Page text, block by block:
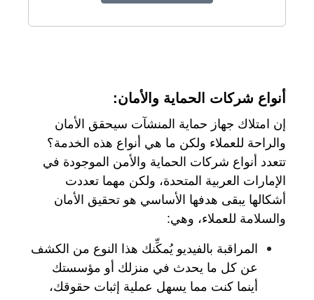
أنواع شركات الحماية والأمان:
إن امتلاك جهاز حماية المنشآت سيحقق الأمان
والراحة للعملاء ولكن ما هي أنواع هذه الخدمة؟
تتعدد أنواع شركات الحماية والأمن الموجودة في
الإمارات العربية المتحدة، ولكن مهما تعددت
أشكالها يبقى هدفها الأساسي هو تحقيق الأمان
والسلامة للعملاء، وهي:
المراقبة بالفيديو يُمكِّنك هذا النوع من الكشف
عن كل ما يحدث في منزلك أو مؤسستك
أينما كنت مما يسهل عملية إثبات حقوقك،